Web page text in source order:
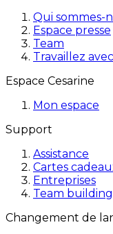
Qui sommes-
Espace presse
Team
Travaillez
Espace Cesarine
Mon espace
Support
Assistance
Cartes
Entreprises
Team building
Changement de